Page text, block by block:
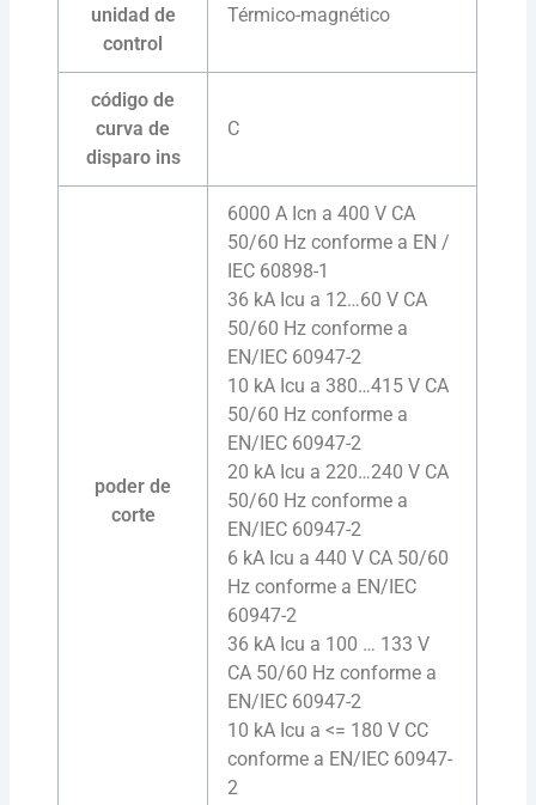
unidad de
control
Térmico-magnético
código de
curva de
disparo ins
C
poder de
corte
6000 A Icn a 400 V CA
50/60 Hz conforme a EN /
IEC 60898-1
36 kA Icu a 12…60 V CA
50/60 Hz conforme a
EN/IEC 60947-2
10 kA Icu a 380…415 V CA
50/60 Hz conforme a
EN/IEC 60947-2
20 kA Icu a 220…240 V CA
50/60 Hz conforme a
EN/IEC 60947-2
6 kA Icu a 440 V CA 50/60
Hz conforme a EN/IEC
60947-2
36 kA Icu a 100 … 133 V
CA 50/60 Hz conforme a
EN/IEC 60947-2
10 kA Icu a <= 180 V CC
conforme a EN/IEC 60947-
2